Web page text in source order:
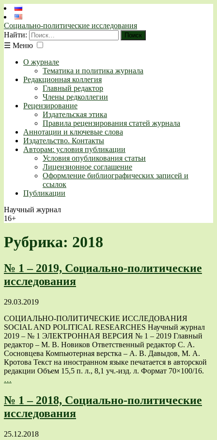
Социально-политические исследования
Найти:
☰ Меню
О журнале
Тематика и политика журнала
Редакционная коллегия
Главный редактор
Члены редколлегии
Рецензирование
Издательская этика
Правила рецензирования статей журнала
Аннотации и ключевые слова
Издательство. Контакты
Авторам: условия публикации
Условия опубликования статьи
Лицензионное соглашение
Оформление библиографических записей и
ссылок
Публикации
Научный журнал
16+
Рубрика: 2018
№ 1 – 2019, Социально-политические
исследования
29.03.2019
СОЦИАЛЬНО-ПОЛИТИЧЕСКИЕ ИССЛЕДОВАНИЯ
SOCIAL AND POLITICAL RESEARCHES Научный журнал
2019 – № 1 ЭЛЕКТРОННАЯ ВЕРСИЯ № 1 – 2019 Главный
редактор – М. В. Новиков Ответственный редактор С. А.
Сосновцева Компьютерная верстка – А. В. Давыдов, М. А.
Кротова Текст на иностранном языке печатается в авторской
редакции Объем 15,5 п. л., 8,1 уч.-изд. л. Формат 70×100/16.
…
№ 1 – 2018, Социально-политические
исследования
25.12.2018